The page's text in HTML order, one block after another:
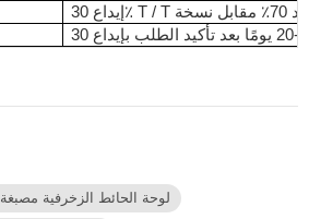
لوحة الحائط مصبغة PVC لوحة الحائط الزخرفية مصبغة